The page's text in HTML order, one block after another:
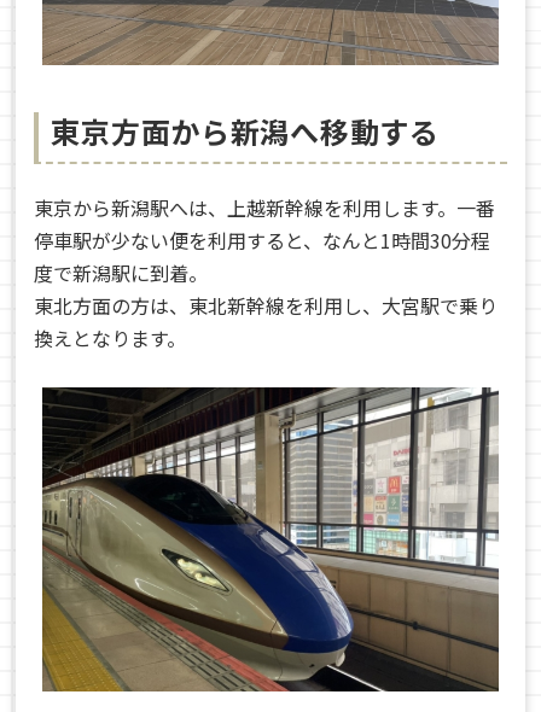
東京方面から新潟へ移動する
東京から新潟駅へは、上越新幹線を利用します。一番
停車駅が少ない便を利用すると、なんと1時間30分程
度で新潟駅に到着。
東北方面の方は、東北新幹線を利用し、大宮駅で乗り
換えとなります。